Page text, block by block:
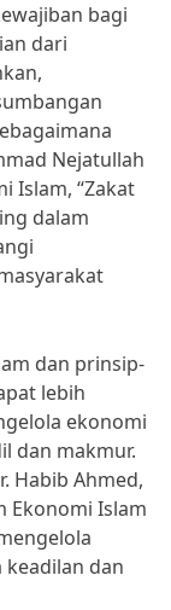
bagi
dari
Nejatullah
Islam, “Zakat
dalam
dan prinsip-
lebih
ekonomi
dan makmur.
Habib Ahmed,
Ekonomi Islam
dan